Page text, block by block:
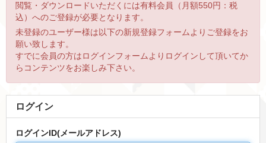
閲覧・ダウンロードいただくには有料会員（月額550円：税
込）へのご登録が必要となります。
未登録のユーザー様は以下の新規登録フォームよりご登録をお
願い致します。
すでに会員の方はログインフォームよりログインして頂いてか
らコンテンツをお楽しみ下さい。
ログイン
ログインID(メールアドレス)